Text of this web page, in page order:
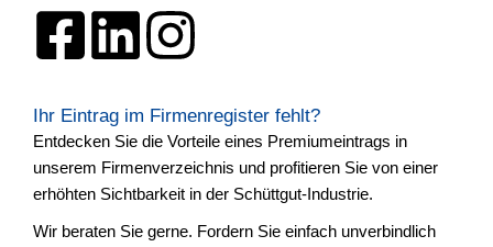
Ihr Eintrag im Firmenregister fehlt?
Entdecken Sie die Vorteile eines Premiumeintrags in
unserem Firmenverzeichnis und profitieren Sie von einer
erhöhten Sichtbarkeit in der Schüttgut-Industrie.
Wir beraten Sie gerne. Fordern Sie einfach unverbindlich